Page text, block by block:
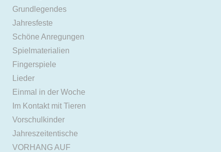
Grundlegendes
Jahresfeste
Schöne Anregungen
Spielmaterialien
Fingerspiele
Lieder
Einmal in der Woche
Im Kontakt mit Tieren
Vorschulkinder
Jahreszeitentische
VORHANG AUF